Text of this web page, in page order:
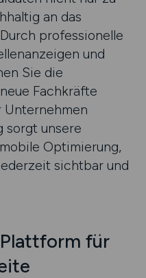
an das
professionelle
und
Sie die
Fachkräfte
Unternehmen
sorgt unsere
Optimierung,
sichtbar und
für